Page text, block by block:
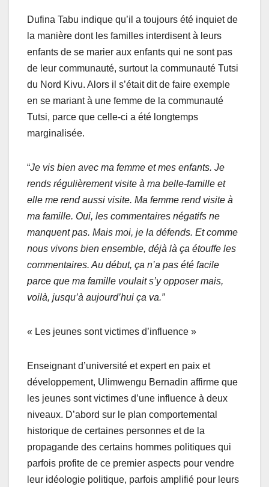
Dufina Tabu indique qu’il a toujours été inquiet de
la manière dont les familles interdisent à leurs
enfants de se marier aux enfants qui ne sont pas
de leur communauté, surtout la communauté Tutsi
du Nord Kivu. Alors il s’était dit de faire exemple
en se mariant à une femme de la communauté
Tutsi, parce que celle-ci a été longtemps
marginalisée.
“Je vis bien avec ma femme et mes enfants. Je
rends régulièrement visite à ma belle-famille et
elle me rend aussi visite. Ma femme rend visite à
ma famille. Oui, les commentaires négatifs ne
manquent pas. Mais moi, je la défends. Et comme
nous vivons bien ensemble, déjà là ça étouffe les
commentaires. Au début, ça n’a pas été facile
parce que ma famille voulait s’y opposer mais,
voilà, jusqu’à aujourd’hui ça va.”
« Les jeunes sont victimes d’influence »
Enseignant d’université et expert en paix et
développement, Ulimwengu Bernadin affirme que
les jeunes sont victimes d’une influence à deux
niveaux. D’abord sur le plan comportemental
historique de certaines personnes et de la
propagande des certains hommes politiques qui
parfois profite de ce premier aspects pour vendre
leur idéologie politique, parfois amplifié pour leurs